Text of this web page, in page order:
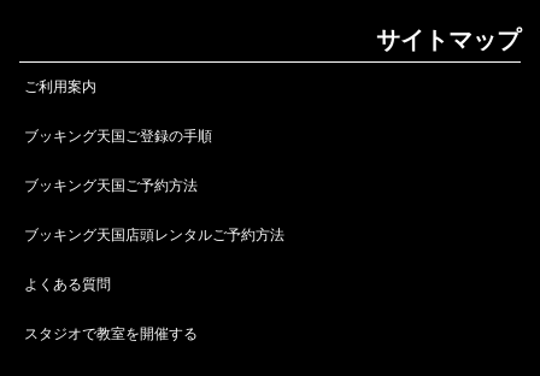
サイトマップ
ご利用案内
ブッキング天国ご登録の手順
ブッキング天国ご予約方法
ブッキング天国店頭レンタルご予約方法
よくある質問
スタジオで教室を開催する